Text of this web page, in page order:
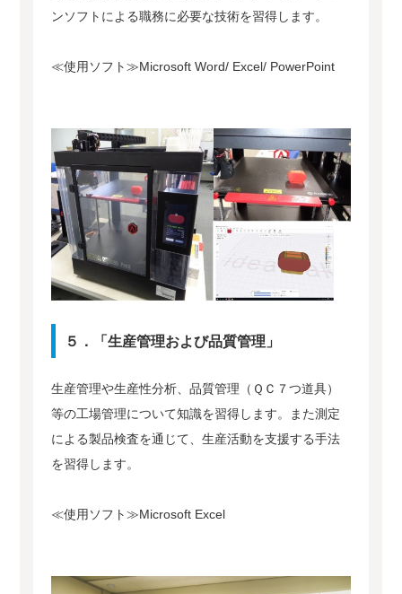
ンソフトによる職務に必要な技術を習得します。
≪使用ソフト≫Microsoft Word/ Excel/ PowerPoint
５．「生産管理および品質管理」
生産管理や生産性分析、品質管理（ＱＣ７つ道具）
等の工場管理について知識を習得します。また測定
による製品検査を通じて、生産活動を支援する手法
を習得します。
≪使用ソフト≫Microsoft Excel